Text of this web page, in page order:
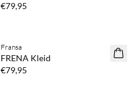
€79,95
NEUHEITEN
Fransa
FRENA Kleid
€79,95